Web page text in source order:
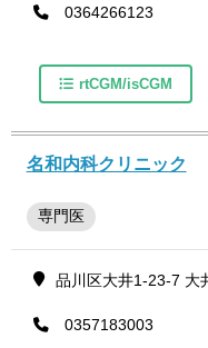
0364266123
rtCGM/isCGM
名和内科クリニック
専門医
品川区大井1-23-7 大
0357183003